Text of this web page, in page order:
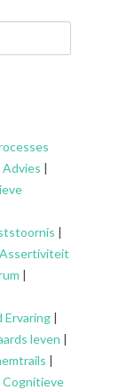
Advies |
|
Assertiviteit
|
Ervaring |
leven |
|
Cognitieve